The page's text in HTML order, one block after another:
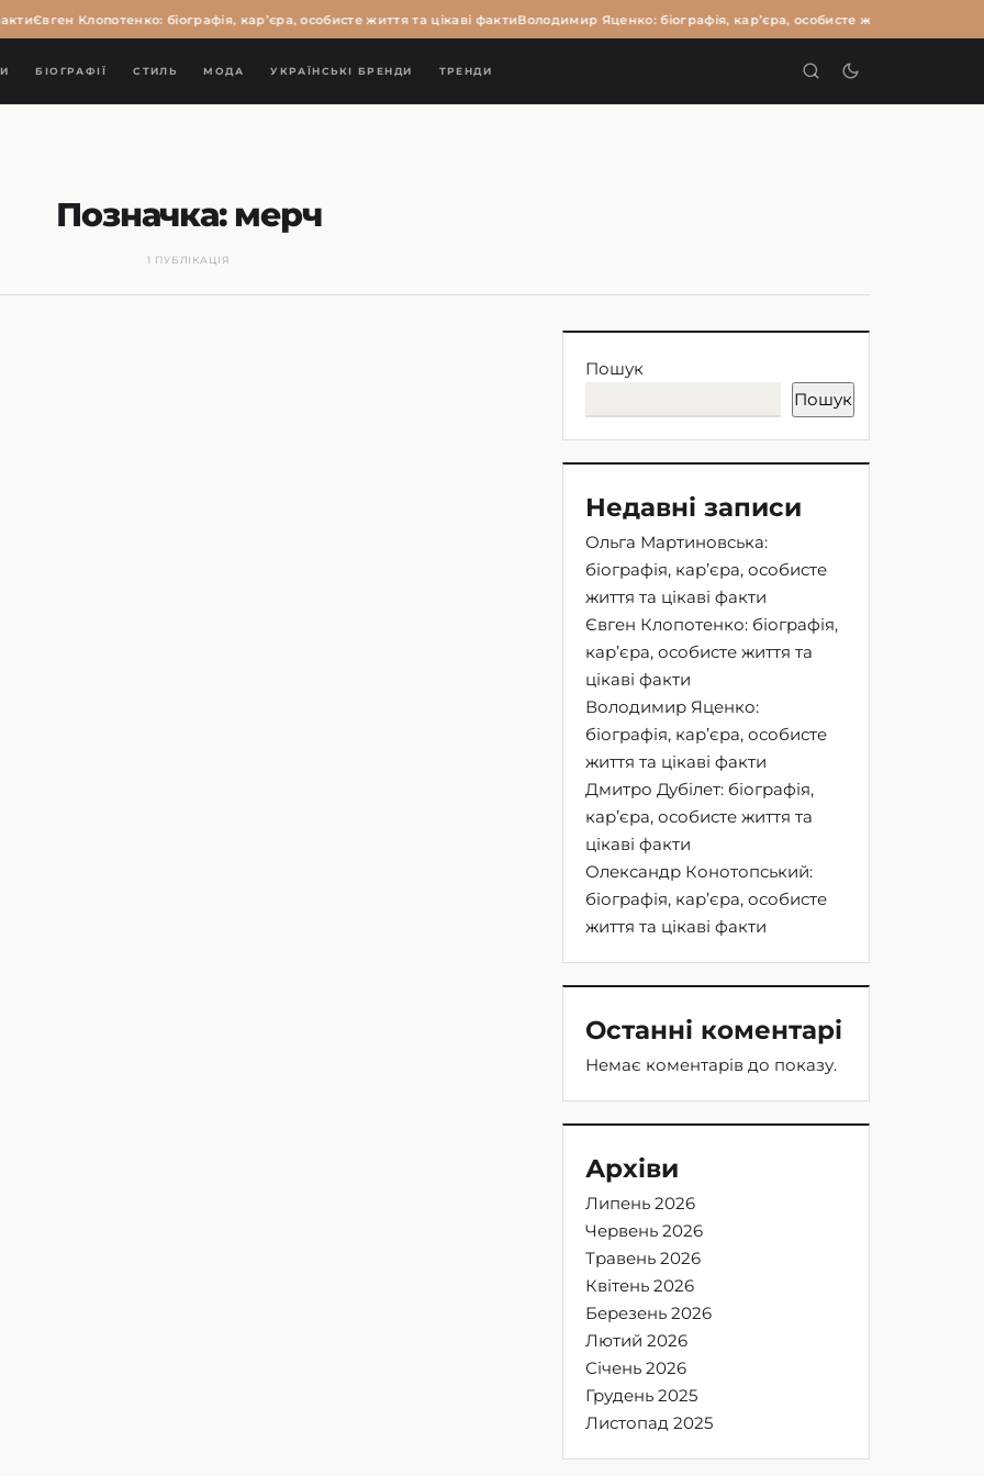
Євген Клопотенко: біографія, кар’єра, особисте життя та цікаві фактиВолодимир Яценко: біографія, кар’єра, особисте життя та цікаві
БІОГРАФІЇ СТИЛЬ МОДА УКРАЇНСЬКІ БРЕНДИ ТРЕНДИ
Позначка: мерч
1 ПУБЛІКАЦІЯ
Пошук
Пошук
Недавні записи
Ольга Мартиновська:
біографія, кар’єра, особисте
життя та цікаві факти
Євген Клопотенко: біографія,
кар’єра, особисте життя та
цікаві факти
Володимир Яценко:
біографія, кар’єра, особисте
життя та цікаві факти
Дмитро Дубілет: біографія,
кар’єра, особисте життя та
цікаві факти
Олександр Конотопський:
біографія, кар’єра, особисте
життя та цікаві факти
Останні коментарі
Немає коментарів до показу.
Архіви
Липень 2026
Червень 2026
Травень 2026
Квітень 2026
Березень 2026
Лютий 2026
Січень 2026
Грудень 2025
Листопад 2025